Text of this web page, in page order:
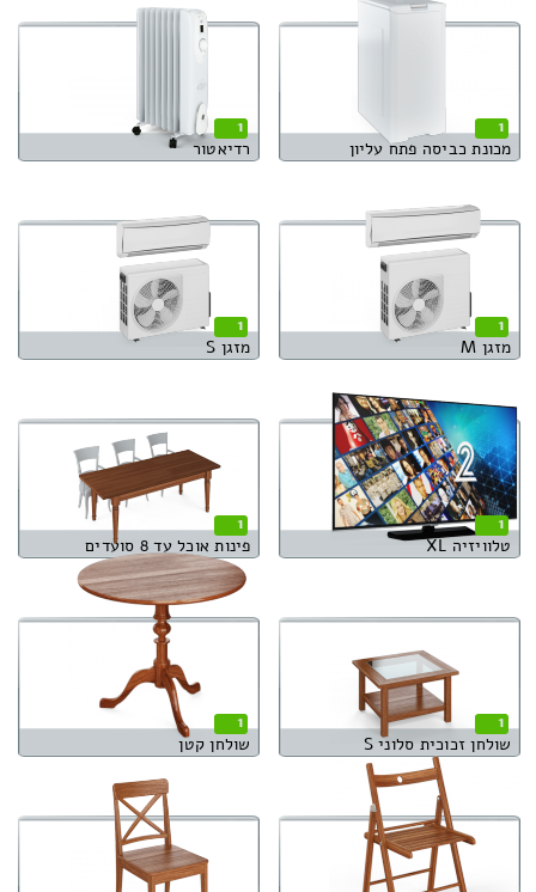
1
מכונת כביסה פתח עליון
1
רדיאטור
1
מזגן M
1
מזגן S
1
טלוויזיה XL
1
פינות אוכל עד 8 סועדים
1
שולחן זכוכית סלוני S
1
שולחן קטן